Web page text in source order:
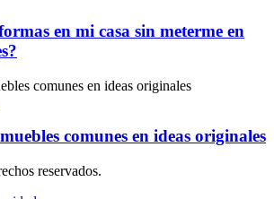
en mi casa sin meterme en
comunes en ideas originales
reservados.